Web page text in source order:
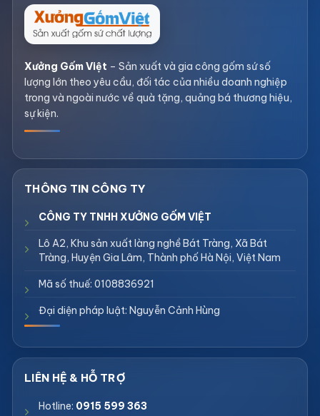
Xưởng Gốm Việt – Sản xuất và gia công gốm sứ số
lượng lớn theo yêu cầu, đối tác của nhiều doanh nghiệp
trong và ngoài nước về quà tặng, quảng bá thương hiệu,
sự kiện.
CÔNG TY TNHH XƯỞNG GỐM VIỆT
Lô A2, Khu sản xuất làng nghề Bát Tràng, Xã Bát
Tràng, Huyện Gia Lâm, Thành phố Hà Nội, Việt Nam
Mã số thuế: 0108836921
Đại diện pháp luật: Nguyễn Cảnh Hùng
Hotline: 0915 599 363